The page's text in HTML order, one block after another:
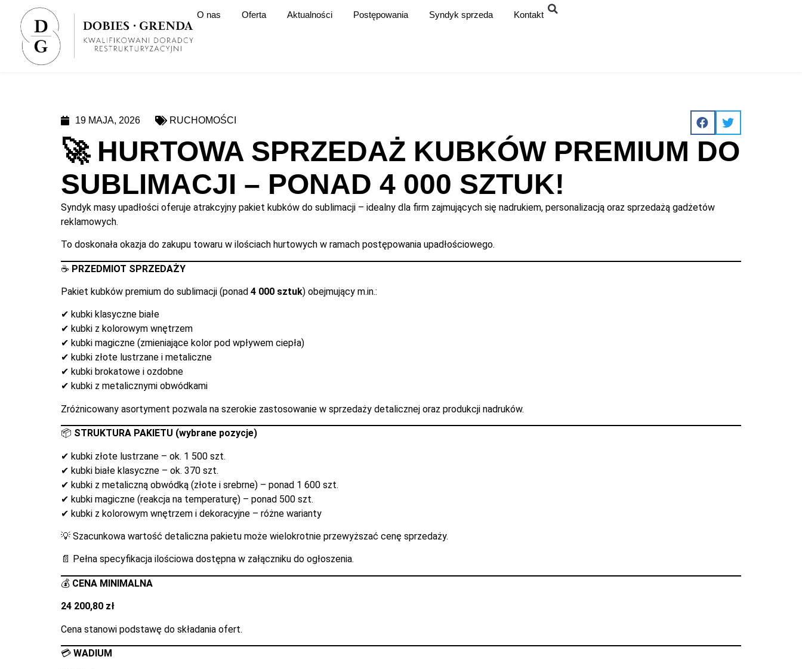
O nas Oferta Aktualności Postępowania Syndyk sprzeda Kontakt
19 MAJA, 2026 RUCHOMOŚCI
🚀 HURTOWA SPRZEDAŻ KUBKÓW PREMIUM DO
SUBLIMACJI – PONAD 4 000 SZTUK!
Syndyk masy upadłości oferuje atrakcyjny pakiet kubków do sublimacji – idealny dla firm zajmujących się nadrukiem, personalizacją oraz sprzedażą gadżetów
reklamowych.
To doskonała okazja do zakupu towaru w ilościach hurtowych w ramach postępowania upadłościowego.
☕ PRZEDMIOT SPRZEDAŻY
Pakiet kubków premium do sublimacji (ponad 4 000 sztuk) obejmujący m.in.:
✔ kubki klasyczne białe
✔ kubki z kolorowym wnętrzem
✔ kubki magiczne (zmieniające kolor pod wpływem ciepła)
✔ kubki złote lustrzane i metaliczne
✔ kubki brokatowe i ozdobne
✔ kubki z metalicznymi obwódkami
Zróżnicowany asortyment pozwala na szerokie zastosowanie w sprzedaży detalicznej oraz produkcji nadruków.
📦 STRUKTURA PAKIETU (wybrane pozycje)
✔ kubki złote lustrzane – ok. 1 500 szt.
✔ kubki białe klasyczne – ok. 370 szt.
✔ kubki z metaliczną obwódką (złote i srebrne) – ponad 1 600 szt.
✔ kubki magiczne (reakcja na temperaturę) – ponad 500 szt.
✔ kubki z kolorowym wnętrzem i dekoracyjne – różne warianty
💡 Szacunkowa wartość detaliczna pakietu może wielokrotnie przewyższać cenę sprzedaży.
📄 Pełna specyfikacja ilościowa dostępna w załączniku do ogłoszenia.
💰 CENA MINIMALNA
24 200,80 zł
Cena stanowi podstawę do składania ofert.
💳 WADIUM